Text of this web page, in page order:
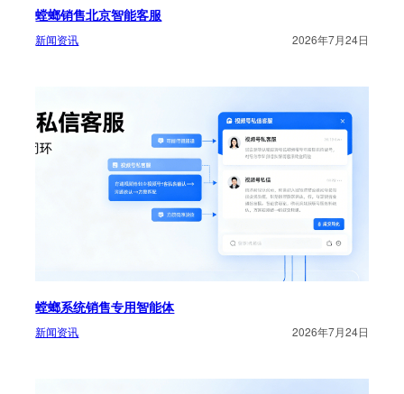
螳螂销售北京智能客服
新闻资讯 2026年7月24日
螳螂系统销售专用智能体
新闻资讯 2026年7月24日